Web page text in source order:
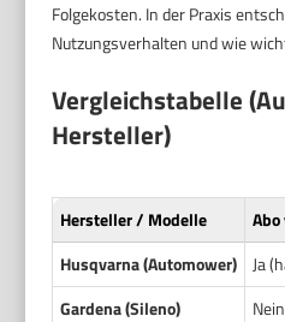
Folgekosten. In der Praxis
Nutzungsverhalten und wie
Vergleichstabelle
Hersteller)
Hersteller / Modelle
Husqvarna (Automower)
Ja
Gardena (Sileno)